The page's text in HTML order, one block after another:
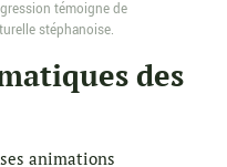
témoigne de
stéphanoise.
des
animations